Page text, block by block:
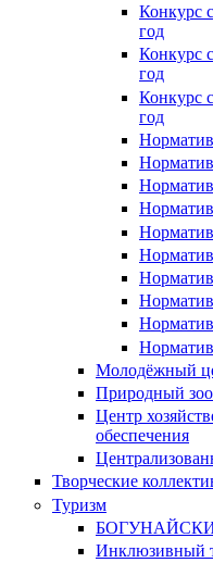
Конкурс
год
Конкурс
год
Конкурс
год
Молодёжный
Природный
Центр
обеспечения
Творческие
Туризм
Инклюзивный